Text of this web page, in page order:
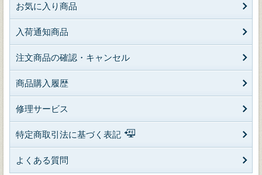
お気に入り商品
入荷通知商品
注文商品の確認・キャンセル
商品購入履歴
修理サービス
特定商取引法に基づく表記
よくある質問